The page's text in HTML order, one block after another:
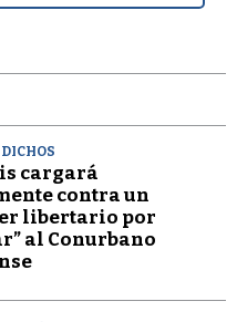
cargará
contra un
libertario por
al Conurbano